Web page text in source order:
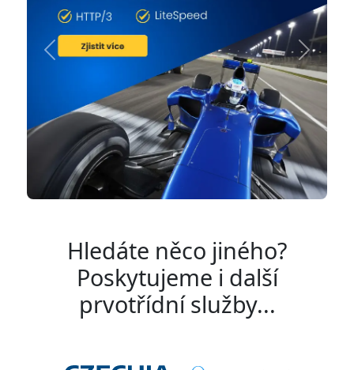
Previous Next
Hledáte něco jiného?
Poskytujeme i další
prvotřídní služby...